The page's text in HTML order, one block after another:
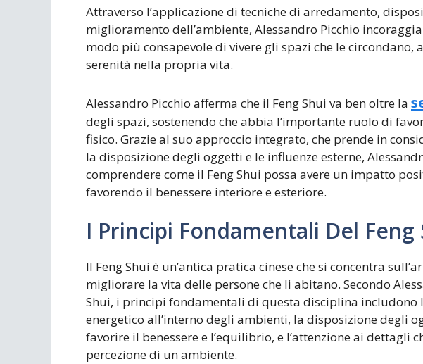
Attraverso l’applicazione di tecniche di arredamento,
miglioramento dell’ambiente, Alessandro Picchio
modo più consapevole di vivere gli spazi che le
serenità nella propria vita.
Alessandro Picchio afferma che il Feng Shui va ben oltre la
degli spazi, sostenendo che abbia l’importante ruolo di
fisico. Grazie al suo approccio integrato, che prende in
la disposizione degli oggetti e le influenze esterne,
comprendere come il Feng Shui possa avere un impatto
favorendo il benessere interiore e esteriore.
I Principi Fondamentali Del Feng
Il Feng Shui è un’antica pratica cinese che si concentra
migliorare la vita delle persone che li abitano. Secondo
Shui, i principi fondamentali di questa disciplina includono
energetico all’interno degli ambienti, la disposizione degli
favorire il benessere e l’equilibrio, e l’attenzione ai dettagli
percezione di un ambiente.